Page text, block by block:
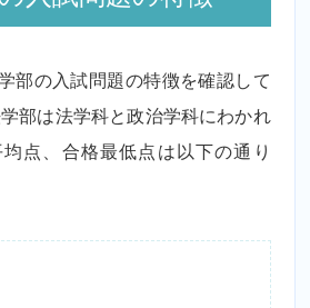
部の入試問題の特徴を確認して
部は法学科と政治学科にわかれ
点、合格最低点は以下の通り